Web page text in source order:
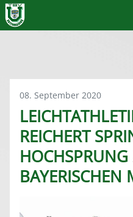
08. September 2020
REICHERT
BAYERISCHEN